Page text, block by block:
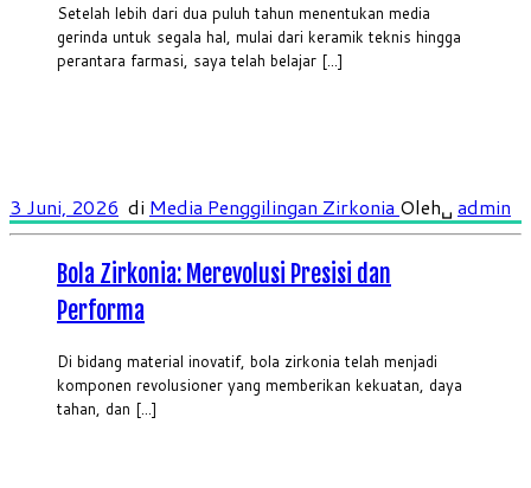
Setelah lebih dari dua puluh tahun menentukan media
gerinda untuk segala hal, mulai dari keramik teknis hingga
perantara farmasi, saya telah belajar [...]
3 Juni, 2026 di Media Penggilingan Zirkonia Oleh␣ admin
Bola Zirkonia: Merevolusi Presisi dan
Performa
Di bidang material inovatif, bola zirkonia telah menjadi
komponen revolusioner yang memberikan kekuatan, daya
tahan, dan [...]